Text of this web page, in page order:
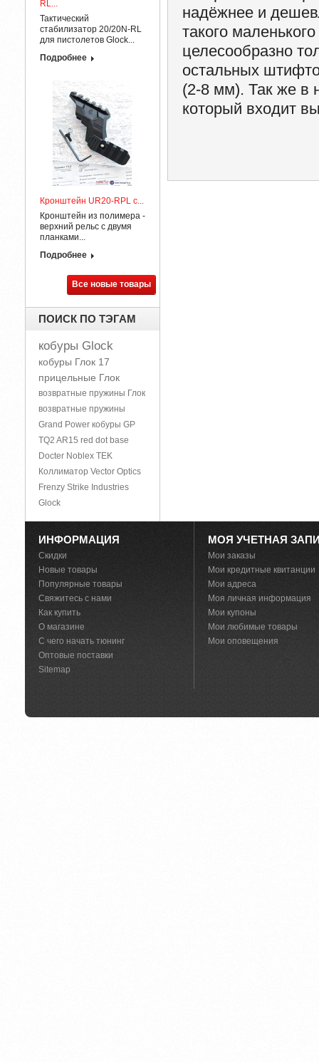
RL...
Тактический
стабилизатор 20/20N-RL
для пистолетов Glock...
Подробнее
Кронштейн UR20-RPL с...
Кронштейн из полимера -
верхний рельс с двумя
планками...
Подробнее
Все новые товары
ПОИСК ПО ТЭГАМ
кобуры Glock
кобуры Глок 17
прицельные Глок
возвратные пружины Глок
возвратные пружины
Grand Power кобуры GP
TQ2 AR15 red dot base
Docter Noblex TEK
Коллиматор Vector Optics
Frenzy Strike Industries
Glock
надёжнее и
такого
целесообразно
остальных
(2-8 мм). Так же в
который входит
ИНФОРМАЦИЯ
Скидки
Новые товары
Популярные товары
Свяжитесь с нами
Как купить
О магазине
С чего начать тюнинг
Оптовые поставки
Sitemap
МОЯ УЧЕТНАЯ
Мои заказы
Мои кредитные квитанции
Мои адреса
Моя личная информация
Мои купоны
Мои любимые товары
Мои оповещения